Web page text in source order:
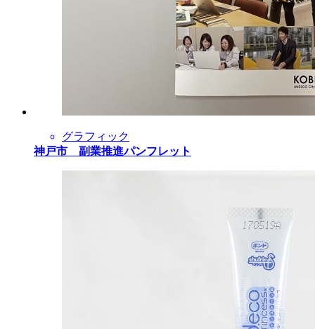
グラフィック
神戸市 副業推進パンフレット